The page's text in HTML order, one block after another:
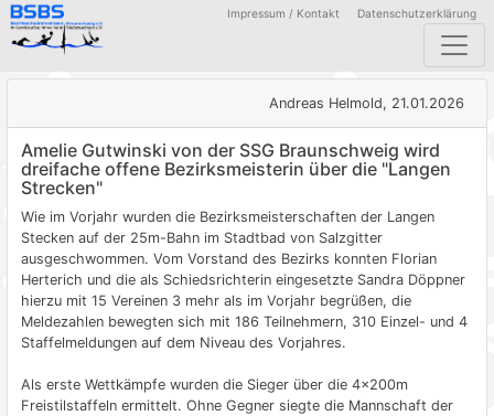
Impressum / Kontakt Datenschutzerklärung
Andreas Helmold, 21.01.2026
Amelie Gutwinski von der SSG Braunschweig wird
dreifache offene Bezirksmeisterin über die "Langen
Strecken"
Wie im Vorjahr wurden die Bezirksmeisterschaften der Langen
Stecken auf der 25m-Bahn im Stadtbad von Salzgitter
ausgeschwommen. Vom Vorstand des Bezirks konnten Florian
Herterich und die als Schiedsrichterin eingesetzte Sandra Döppner
hierzu mit 15 Vereinen 3 mehr als im Vorjahr begrüßen, die
Meldezahlen bewegten sich mit 186 Teilnehmern, 310 Einzel- und 4
Staffelmeldungen auf dem Niveau des Vorjahres.
Als erste Wettkämpfe wurden die Sieger über die 4x200m
Freistilstaffeln ermittelt. Ohne Gegner siegte die Mannschaft der